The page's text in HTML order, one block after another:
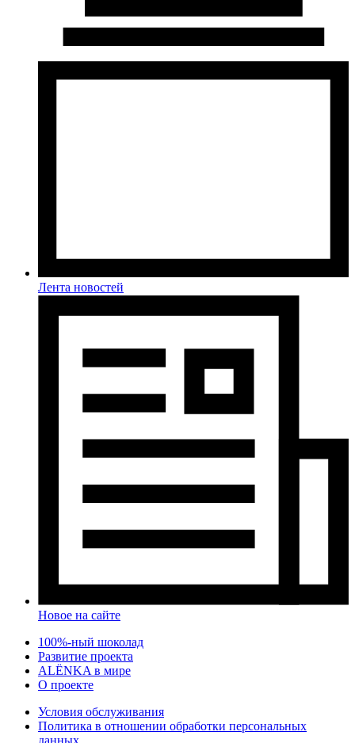
Лента новостей
Новое на сайте
100%-ный шоколад
Развитие проекта
ALЁNKA в мире
О проекте
Условия обслуживания
Политика в отношении обработки персональных
данных